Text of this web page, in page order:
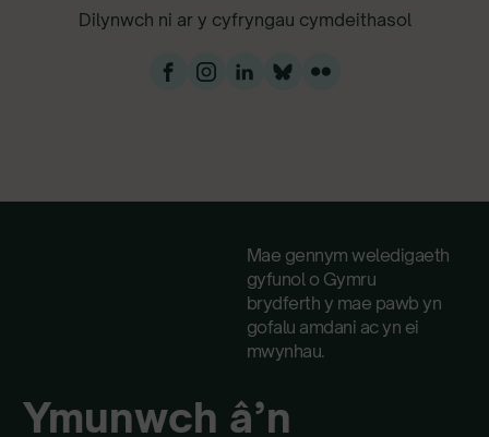
Dilynwch ni ar y cyfryngau cymdeithasol
Mae gennym weledigaeth
gyfunol o Gymru
brydferth y mae pawb yn
gofalu amdani ac yn ei
mwynhau.
Ymunwch â’n